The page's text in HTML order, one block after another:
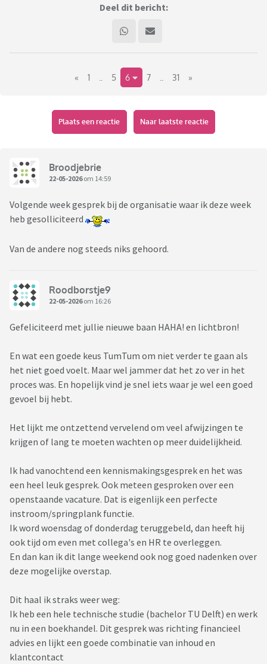
Denk je er over na om te gaan solliciteren?
Kortom; alles wat met werk/solliciteren te maken heeft kan
hier besproken worden
Deel dit bericht:
« 1 5 6 7 31 »
Plaats een reactie Naar laatste reactie
Broodjebrie
22-05-2026om 14:59
Volgende week gesprek bij de organisatie waar ik deze week
heb gesolliciteerd
Van de andere nog steeds niks gehoord.
Roodborstje9
22-05-2026om 16:26
Gefeliciteerd met jullie nieuwe baan HAHA! en lichtbron!
En wat een goede keus TumTum om niet verder te gaan als
het niet goed voelt. Maar wel jammer dat het zo ver in het
proces was. En hopelijk vind je snel iets waar je wel een goed
gevoel bij hebt.
Het lijkt me ontzettend vervelend om veel afwijzingen te
krijgen of lang te moeten wachten op meer duidelijkheid.
Ik had vanochtend een kennismakingsgesprek en het was
een heel leuk gesprek. Ook meteen gesproken over een
openstaande vacature. Dat is eigenlijk een perfecte
instroom/springplank functie.
Ik word woensdag of donderdag teruggebeld, dan heeft hij
ook tijd om even met collega's en HR te overleggen.
En dan kan ik dit lange weekend ook nog goed nadenken over
deze mogelijke overstap.
Dit haal ik straks weer weg:
Ik heb een hele technische studie (bachelor TU Delft) en werk
nu in een boekhandel. Dit gesprek was richting financieel
advies en lijkt een goede combinatie van inhoud en
klantcontact